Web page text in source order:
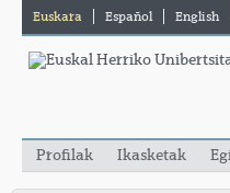
Euskara Español English
Profilak Ikasketak